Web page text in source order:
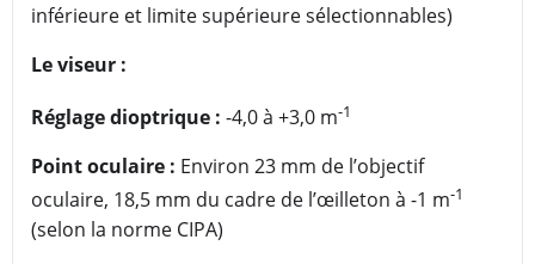
inférieure et limite supérieure sélectionnables)
Le viseur :
Réglage dioptrique : -4,0 à +3,0 m-1
Point oculaire : Environ 23 mm de l’objectif
oculaire, 18,5 mm du cadre de l’œilleton à -1 m-1
(selon la norme CIPA)